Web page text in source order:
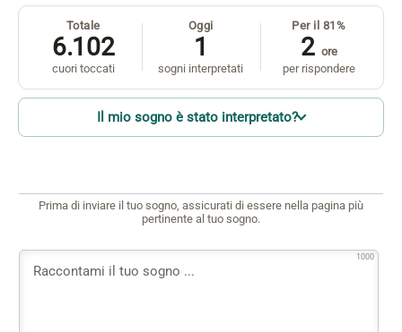
Totale
6.102
cuori toccati
Oggi
1
sogni interpretati
Per il 81%
2 ore
per rispondere
Il mio sogno è stato interpretato?
Prima di inviare il tuo sogno, assicurati di essere nella pagina più
pertinente al tuo sogno.
1000